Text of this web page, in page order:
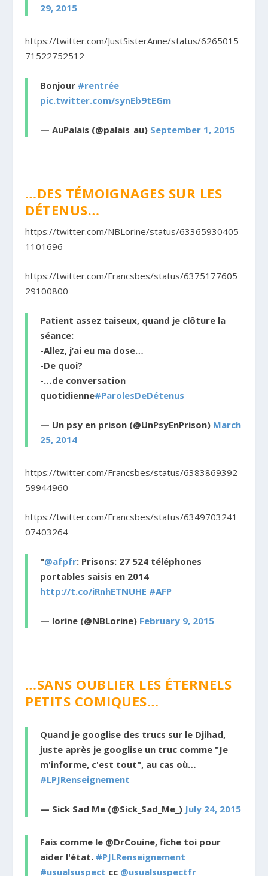
29, 2015
https://twitter.com/JustSisterAnne/status/6265015
71522752512
Bonjour #rentrée
pic.twitter.com/synEb9tEGm
— AuPalais (@palais_au) September 1, 2015
…DES TÉMOIGNAGES SUR LES
DÉTENUS…
https://twitter.com/NBLorine/status/63365930405
1101696
https://twitter.com/Francsbes/status/6375177605
29100800
Patient assez taiseux, quand je clôture la
séance:
-Allez, j’ai eu ma dose…
-De quoi?
-…de conversation
quotidienne#ParolesDeDétenus
— Un psy en prison (@UnPsyEnPrison) March
25, 2014
https://twitter.com/Francsbes/status/6383869392
59944960
https://twitter.com/Francsbes/status/6349703241
07403264
"@afpfr: Prisons: 27 524 téléphones
portables saisis en 2014
http://t.co/iRnhETNUHE #AFP
— lorine (@NBLorine) February 9, 2015
…SANS OUBLIER LES ÉTERNELS
PETITS COMIQUES…
Quand je googlise des trucs sur le Djihad,
juste après je googlise un truc comme "Je
m'informe, c'est tout", au cas où…
#LPJRenseignement
— Sick Sad Me (@Sick_Sad_Me_) July 24, 2015
Fais comme le @DrCouine, fiche toi pour
aider l'état. #PJLRenseignement
#usualsuspect cc @usualsuspectfr